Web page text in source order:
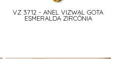
VZ 3712 - ANEL VIZWAL GOTA
ESMERALDA ZIRCÔNIA